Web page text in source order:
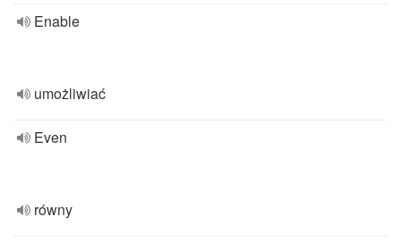
Enable
umożliwiać
Even
równy